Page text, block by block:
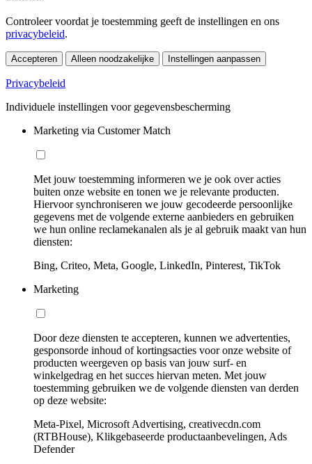
Controleer voordat je toestemming geeft de instellingen en ons
privacybeleid.
Accepteren Alleen noodzakelijke Instellingen aanpassen
Privacybeleid
Individuele instellingen voor gegevensbescherming
Marketing via Customer Match
Met jouw toestemming informeren we je ook over acties
buiten onze website en tonen we je relevante producten.
Hiervoor synchroniseren we jouw gecodeerde persoonlijke
gegevens met de volgende externe aanbieders en gebruiken
we hun online reclamekanalen als je al gebruik maakt van hun
diensten:
Bing, Criteo, Meta, Google, LinkedIn, Pinterest, TikTok
Marketing
Door deze diensten te accepteren, kunnen we advertenties,
gesponsorde inhoud of kortingsacties voor onze website of
producten weergeven op basis van jouw surf- en
winkelgedrag en het succes hiervan meten. Met jouw
toestemming gebruiken we de volgende diensten van derden
op deze website:
Meta-Pixel, Microsoft Advertising, creativecdn.com
(RTBHouse), Klikgebaseerde productaanbevelingen, Ads
Defender